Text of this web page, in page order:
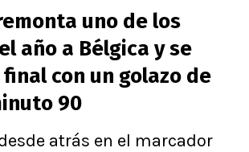
uno de los
año a Bélgica y se
con un golazo de
90
atrás en el marcador